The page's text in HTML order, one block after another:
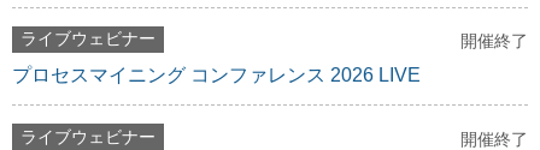
ライブウェビナー 開催終了
プロセスマイニング コンファレンス 2026 LIVE
ライブウェビナー 開催終了